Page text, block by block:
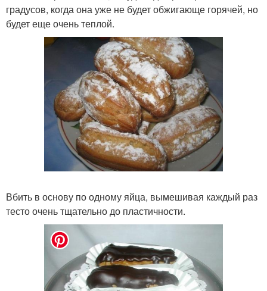
градусов, когда она уже не будет обжигающе горячей, но
будет еще очень теплой.
Вбить в основу по одному яйца, вымешивая каждый раз
тесто очень тщательно до пластичности.